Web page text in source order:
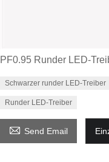
PF0.95 Runder LED-
Schwarzer runder LED-Treiber
Runder LED-Treiber
 Send Email